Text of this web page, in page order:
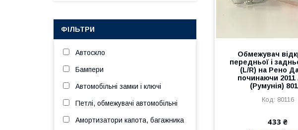
Обмежувач
передньої і
(L/R) на Рено
починаючи 2011
(Румунія)
80116
433 ₴
ФІЛЬТРИ
Автоскло
Бампери
Автомобільні замки і ключі
Петлі, обмежувачі автомобільні
Амортизатори капота, багажника